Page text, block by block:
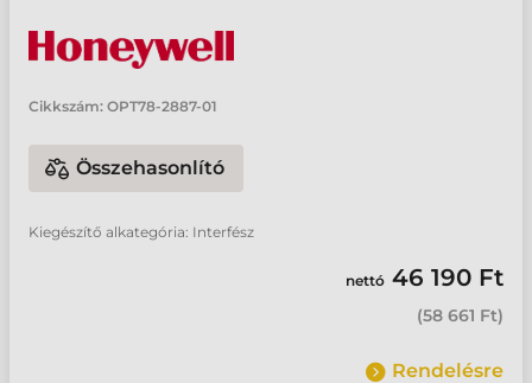
Cikkszám: OPT78-2887-01
Összehasonlító
Kiegészítő alkategória: Interfész
nettó 46 190 Ft
(58 661 Ft)
Rendelésre